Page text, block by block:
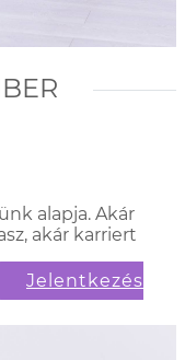
alapja. Akár
akár karriert
Jelentkezés